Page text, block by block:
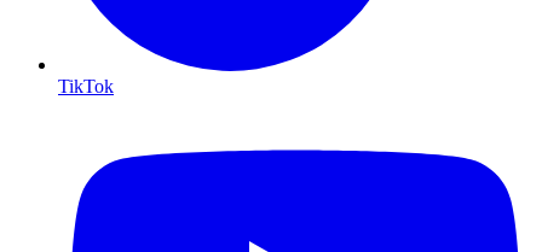
TikTok